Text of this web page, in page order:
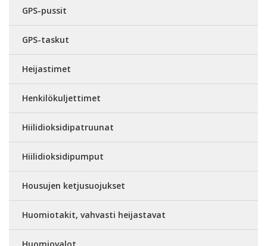
GPS-pussit
GPS-taskut
Heijastimet
Henkilökuljettimet
Hiilidioksidipatruunat
Hiilidioksidipumput
Housujen ketjusuojukset
Huomiotakit, vahvasti heijastavat